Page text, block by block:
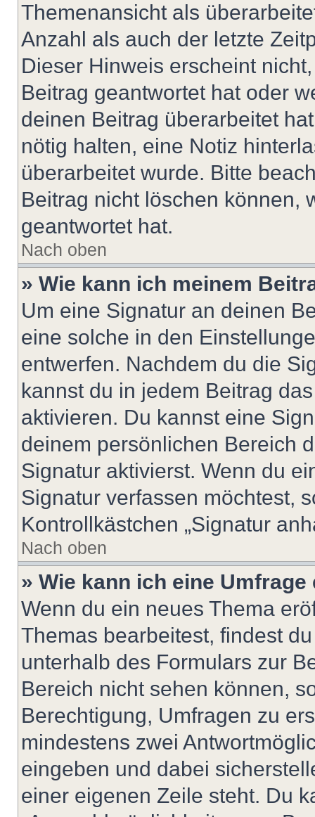
Themenansicht als
Anzahl als auch der letzte
Dieser Hinweis erscheint
Beitrag geantwortet hat oder
deinen Beitrag überarbeitet
nötig halten, eine Notiz
überarbeitet wurde. Bitte
Beitrag nicht löschen können,
geantwortet hat.
Nach oben
» Wie kann ich meinem
Um eine Signatur an deinen
eine solche in den
entwerfen. Nachdem du die
kannst du in jedem Beitrag
aktivieren. Du kannst eine
deinem persönlichen Bereich
Signatur aktivierst. Wenn du
Signatur verfassen möchtest,
Kontrollkästchen „Signatur
Nach oben
» Wie kann ich eine
Wenn du ein neues Thema
Themas bearbeitest, findest
unterhalb des Formulars zur
Bereich nicht sehen können,
Berechtigung, Umfragen zu
mindestens zwei
eingeben und dabei
einer eigenen Zeile steht. Du